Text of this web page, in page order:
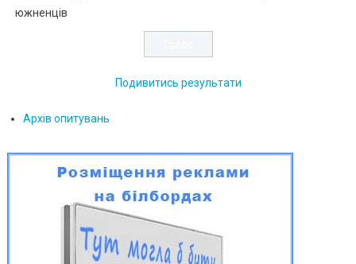
южненців
Подивитись результати
Архів опитувань